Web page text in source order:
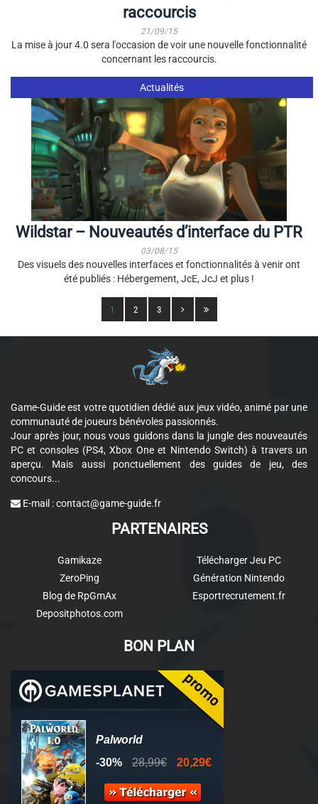
raccourcis
21/09/15
La mise à jour 4.0 sera l'occasion de voir une nouvelle fonctionnalité
concernant les raccourcis.
Actualités
Wildstar – Nouveautés d’interface du PTR
03/08/15
Des visuels des nouvelles interfaces et fonctionnalités à venir ont
été publiés : Hébergement, JcE, JcJ et plus !
1 2 3
Game-Guide est votre quotidien dédié aux jeux vidéo, animé par une
communauté de joueurs bénévoles passionnés.
Jour après jour, nous vous guidons dans la jungle des nouveautés
PC et consoles (PS4, Xbox One et Nintendo Switch) à travers un
aperçu. Mais aussi ponctuellement des guides de jeu, des
concours...
E-mail :contact@game-guide.fr
PARTENAIRES
Gamikaze
ZeroPing
Blog de RpGmAx
Depositphotos.com
Télécharger Jeu PC
Génération Nintendo
Esportrecrutement.fr
BON PLAN